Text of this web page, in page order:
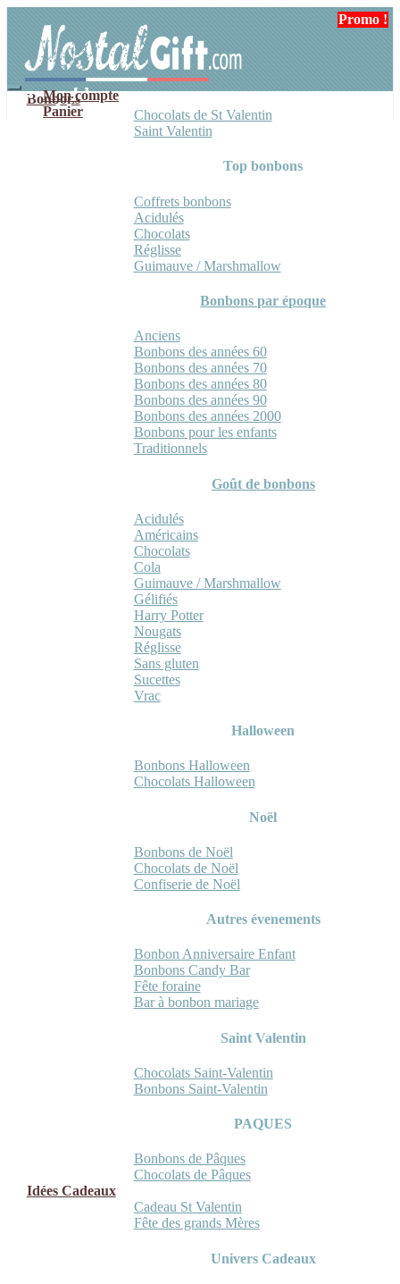
navigation
contenu
Mon compte
Panier
Bonbons
Chocolats de St Valentin
Saint Valentin
Top bonbons
Coffrets bonbons
Acidulés
Chocolats
Réglisse
Guimauve / Marshmallow
Bonbons par époque
Anciens
Bonbons des années 60
Bonbons des années 70
Bonbons des années 80
Bonbons des années 90
Bonbons des années 2000
Bonbons pour les enfants
Traditionnels
Goût de bonbons
Acidulés
Américains
Chocolats
Cola
Guimauve / Marshmallow
Gélifiés
Harry Potter
Nougats
Réglisse
Sans gluten
Sucettes
Vrac
Halloween
Bonbons Halloween
Chocolats Halloween
Noël
Bonbons de Noël
Chocolats de Noël
Confiserie de Noël
Autres évenements
Bonbon Anniversaire Enfant
Bonbons Candy Bar
Fête foraine
Bar à bonbon mariage
Saint Valentin
Chocolats Saint-Valentin
Bonbons Saint-Valentin
PAQUES
Bonbons de Pâques
Chocolats de Pâques
Idées Cadeaux
Cadeau St Valentin
Fête des grands Mères
Univers Cadeaux
Promo !